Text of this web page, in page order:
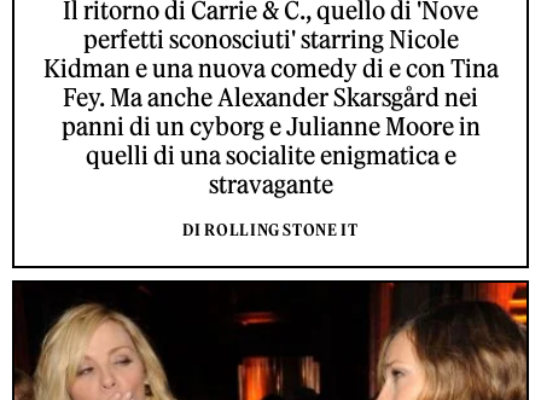
Il ritorno di Carrie & C., quello di 'Nove
perfetti sconosciuti' starring Nicole
Kidman e una nuova comedy di e con Tina
Fey. Ma anche Alexander Skarsgård nei
panni di un cyborg e Julianne Moore in
quelli di una socialite enigmatica e
stravagante
DI ROLLING STONE IT